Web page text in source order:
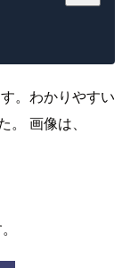
。わかりやすい
画像は、